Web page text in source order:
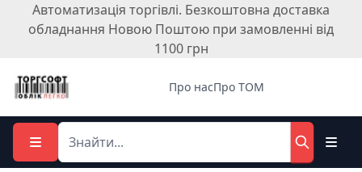
Автоматизація торгівлі. Безкоштовна доставка
обладнання Новою Поштою при замовленні від
1100 грн
Про насПро ТОМ